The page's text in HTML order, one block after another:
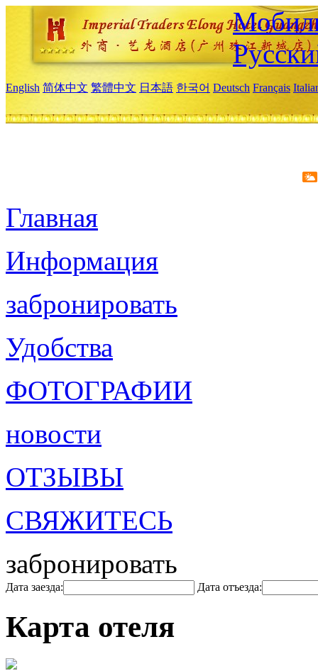
English 简体中文 繁體中文 日本語 한국어 Deutsch Français
Главная
Информация
забронировать
Удобства
ФОТОГРАФИИ
новости
ОТЗЫВЫ
СВЯЖИТЕСЬ
забронировать
Дата заезда: Дата отъезда:
Карта отеля